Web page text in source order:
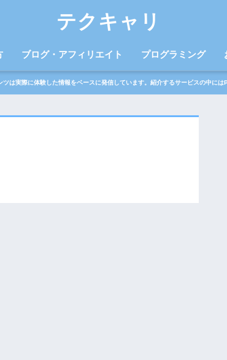
テクキャリ
ブログ・アフィリエイト プログラミング
ツは実際に体験した情報をベースに発信しています。紹介するサービスの中には